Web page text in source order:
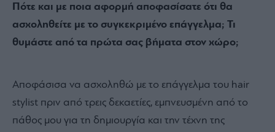
Πότε και με ποια αφορμή αποφασίσατε ότι θα
ασχοληθείτε με το συγκεκριμένο επάγγελμα; Τι
θυμάστε από τα πρώτα σας βήματα στον χώρο;
Αποφάσισα να ασχοληθώ με το επάγγελμα του hair
stylist πριν από τρεις δεκαετίες, εμπνευσμένη από το
πάθος μου για τη δημιουργία και την τέχνη της